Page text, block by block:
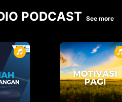
PODCAST See more